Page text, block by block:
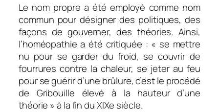
Le nom propre a été employé comme nom
commun pour désigner des politiques, des
façons de gouverner, des théories. Ainsi,
l’homéopathie a été critiquée : « se mettre
nu pour se garder du froid, se couvrir de
fourrures contre la chaleur, se jeter au feu
pour se guérir d’une brûlure, c’est le procédé
de Gribouille élevé à la hauteur d’une
théorie » à la fin du XIXe siècle.